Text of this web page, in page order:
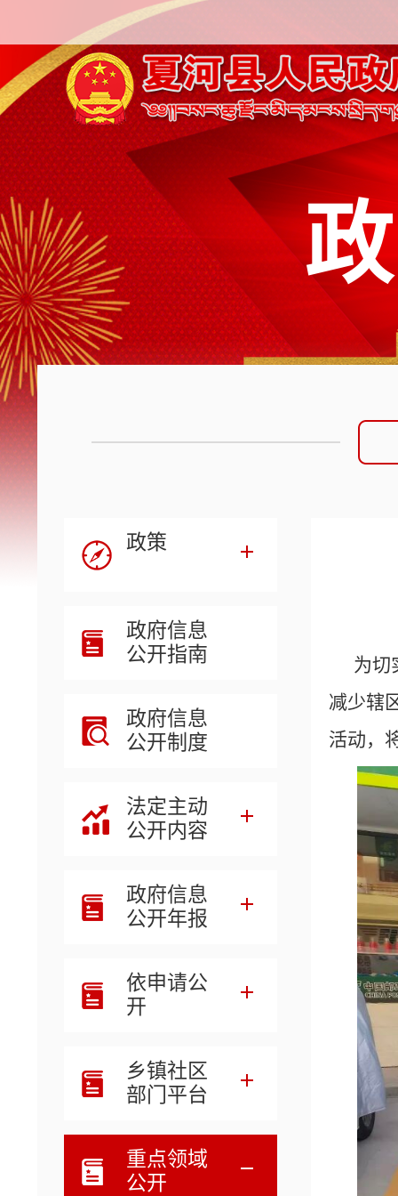
政策
政府信息
公开指南
政府信息
公开制度
法定主动
公开内容
政府信息
公开年报
依申请公
开
乡镇社区
部门平台
重点领域
公开
为切
减少辖
活动，